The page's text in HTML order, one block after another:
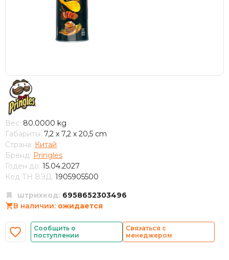
Вес: 80.0000 kg
Габариты: 7,2 x 7,2 x 20,5 cm
Страна: Китай
Бренд: Pringles
Годен до: 15.04.2027
Код ТН ВЭД: 1905905500
штрихкод: 6958652303496
В наличии: ожидается
Сообщить о
поступлении
Связаться с
менеджером